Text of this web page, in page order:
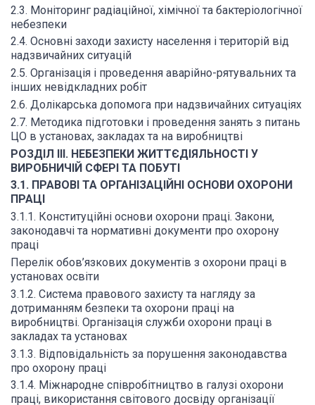
2.3. Моніторинг радіаційної, хімічної та бактеріологічної
небезпеки
2.4. Основні заходи захисту населення і територій від
надзвичайних ситуацій
2.5. Організація і проведення аварійно-рятувальних та
інших невідкладних робіт
2.6. Долікарська допомога при надзвичайних ситуаціях
2.7. Методика підготовки і проведення занять з питань
ЦО в установах, закладах та на виробництві
РОЗДІЛ III. НЕБЕЗПЕКИ ЖИТТЄДІЯЛЬНОСТІ У
ВИРОБНИЧІЙ СФЕРІ ТА ПОБУТІ
3.1. ПРАВОВІ ТА ОРГАНІЗАЦІЙНІ ОСНОВИ ОХОРОНИ
ПРАЦІ
3.1.1. Конституційні основи охорони праці. Закони,
законодавчі та нормативні документи про охорону
праці
Перелік обов’язкових документів з охорони праці в
установах освіти
3.1.2. Система правового захисту та нагляду за
дотриманням безпеки та охорони праці на
виробництві. Організація служби охорони праці в
закладах та установах
3.1.3. Відповідальність за порушення законодавства
про охорону праці
3.1.4. Міжнародне співробітництво в галузі охорони
праці, використання світового досвіду організації